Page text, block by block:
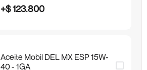
+$123.800
Aceite Mobil DEL MX ESP 15W-
40 - 1GA